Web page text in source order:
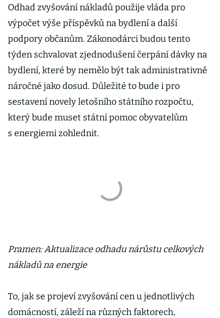
Odhad zvyšování nákladů použije vláda pro
výpočet výše příspěvků na bydlení a další
podpory občanům. Zákonodárci budou tento
týden schvalovat zjednodušení čerpání dávky na
bydlení, které by nemělo být tak administrativně
náročné jako dosud. Důležité to bude i pro
sestavení novely letošního státního rozpočtu,
který bude muset státní pomoc obyvatelům
s energiemi zohlednit.
Pramen: Aktualizace odhadu nárůstu celkových
nákladů na energie
To, jak se projeví zvyšování cen u jednotlivých
domácností, záleží na různých faktorech,